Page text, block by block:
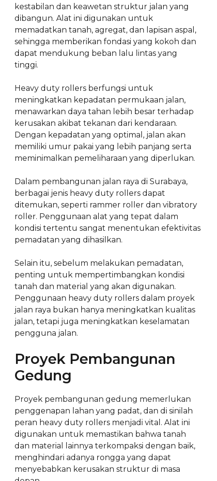
kestabilan dan keawetan struktur jalan yang
dibangun. Alat ini digunakan untuk
memadatkan tanah, agregat, dan lapisan aspal,
sehingga memberikan fondasi yang kokoh dan
dapat mendukung beban lalu lintas yang
tinggi.
Heavy duty rollers berfungsi untuk
meningkatkan kepadatan permukaan jalan,
menawarkan daya tahan lebih besar terhadap
kerusakan akibat tekanan dari kendaraan.
Dengan kepadatan yang optimal, jalan akan
memiliki umur pakai yang lebih panjang serta
meminimalkan pemeliharaan yang diperlukan.
Dalam pembangunan jalan raya di Surabaya,
berbagai jenis heavy duty rollers dapat
ditemukan, seperti rammer roller dan vibratory
roller. Penggunaan alat yang tepat dalam
kondisi tertentu sangat menentukan efektivitas
pemadatan yang dihasilkan.
Selain itu, sebelum melakukan pemadatan,
penting untuk mempertimbangkan kondisi
tanah dan material yang akan digunakan.
Penggunaan heavy duty rollers dalam proyek
jalan raya bukan hanya meningkatkan kualitas
jalan, tetapi juga meningkatkan keselamatan
pengguna jalan.
Proyek Pembangunan
Gedung
Proyek pembangunan gedung memerlukan
penggenapan lahan yang padat, dan di sinilah
peran heavy duty rollers menjadi vital. Alat ini
digunakan untuk memastikan bahwa tanah
dan material lainnya terkompaksi dengan baik,
menghindari adanya rongga yang dapat
menyebabkan kerusakan struktur di masa